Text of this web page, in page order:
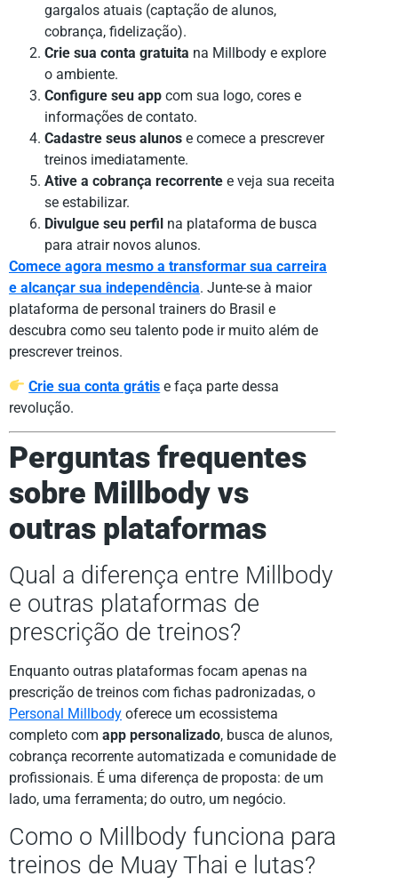
gargalos atuais (captação de alunos,
cobrança, fidelização).
Crie sua conta gratuita na Millbody e explore
o ambiente.
Configure seu app com sua logo, cores e
informações de contato.
Cadastre seus alunos e comece a prescrever
treinos imediatamente.
Ative a cobrança recorrente e veja sua receita
se estabilizar.
Divulgue seu perfil na plataforma de busca
para atrair novos alunos.
Comece agora mesmo a transformar sua carreira
e alcançar sua independência. Junte-se à maior
plataforma de personal trainers do Brasil e
descubra como seu talento pode ir muito além de
prescrever treinos.
Crie sua conta grátis e faça parte dessa
revolução.
Perguntas frequentes
sobre Millbody vs
outras plataformas
Qual a diferença entre Millbody
e outras plataformas de
prescrição de treinos?
Enquanto outras plataformas focam apenas na
prescrição de treinos com fichas padronizadas, o
Personal Millbody oferece um ecossistema
completo com app personalizado, busca de alunos,
cobrança recorrente automatizada e comunidade de
profissionais. É uma diferença de proposta: de um
lado, uma ferramenta; do outro, um negócio.
Como o Millbody funciona para
treinos de Muay Thai e lutas?